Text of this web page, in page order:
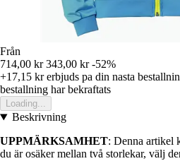
Från
714,00 kr 343,00 kr -52%
+17,15 krerbjuds pa din nasta
bestallning har bekraftats
Loading...
Beskrivning
UPPMÄRKSAMHET: Denna artikel
du är osäker mellan två storlekar, välj